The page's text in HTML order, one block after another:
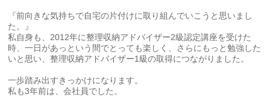
『前向きな気持ちで自宅の片付けに取り組んでいこうと思いまし
た。』
私自身も、2012年に整理収納アドバイザー2級認定講座を受けた
時、一日があっという間でとっても楽しく、さらにもっと勉強した
いと思い、整理収納アドバイザー1級の取得につながりました。
一歩踏み出すきっかけになります。
私も3年前は、会社員でした。